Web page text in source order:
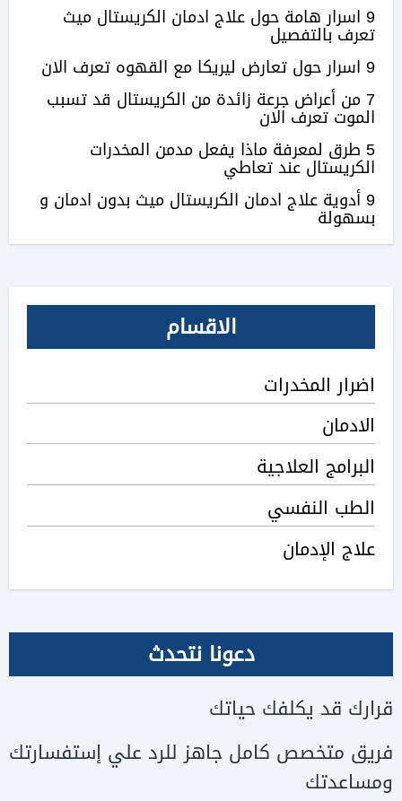
9 اسرار هامة حول علاج ادمان الكريستال ميث
تعرف بالتفصيل
9 اسرار حول تعارض ليريكا مع القهوه تعرف الان
7 من أعراض جرعة زائدة من الكريستال قد تسبب
الموت تعرف الان
5 طرق لمعرفة ماذا يفعل مدمن المخدرات
الكريستال عند تعاطي
9 أدوية علاج ادمان الكريستال ميث بدون ادمان و
بسهولة
الاقسام
اضرار المخدرات
الادمان
البرامج العلاجية
الطب النفسي
علاج الإدمان
دعونا نتحدث
قرارك قد يكلفك حياتك
فريق متخصص كامل جاهز للرد علي إستفسارتك
ومساعدتك